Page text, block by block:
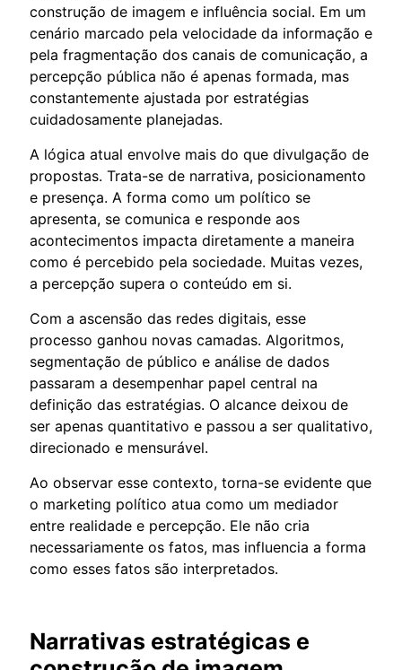
construção de imagem e influência social. Em um
cenário marcado pela velocidade da informação e
pela fragmentação dos canais de comunicação, a
percepção pública não é apenas formada, mas
constantemente ajustada por estratégias
cuidadosamente planejadas.
A lógica atual envolve mais do que divulgação de
propostas. Trata-se de narrativa, posicionamento
e presença. A forma como um político se
apresenta, se comunica e responde aos
acontecimentos impacta diretamente a maneira
como é percebido pela sociedade. Muitas vezes,
a percepção supera o conteúdo em si.
Com a ascensão das redes digitais, esse
processo ganhou novas camadas. Algoritmos,
segmentação de público e análise de dados
passaram a desempenhar papel central na
definição das estratégias. O alcance deixou de
ser apenas quantitativo e passou a ser qualitativo,
direcionado e mensurável.
Ao observar esse contexto, torna-se evidente que
o marketing político atua como um mediador
entre realidade e percepção. Ele não cria
necessariamente os fatos, mas influencia a forma
como esses fatos são interpretados.
Narrativas estratégicas e